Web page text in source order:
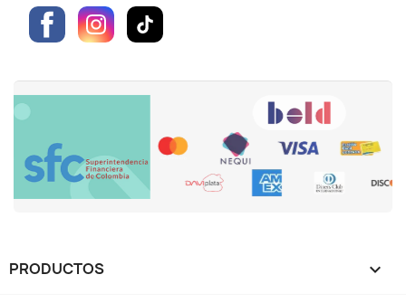
Facebook
PRODUCTOS 